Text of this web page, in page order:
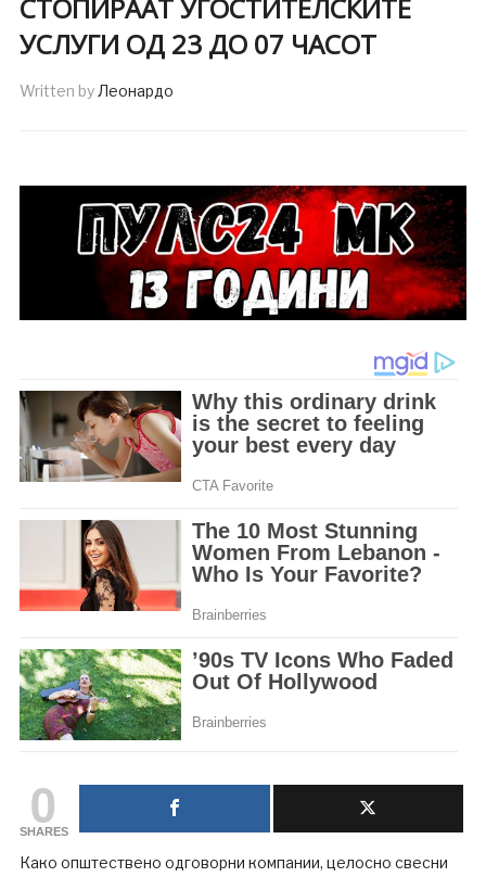
СТОПИРААТ УГОСТИТЕЛСКИТЕ
УСЛУГИ ОД 23 ДО 07 ЧАСОТ
Written byЛеонардо
0
SHARES
Како општествено одговорни компании, целосно свесни